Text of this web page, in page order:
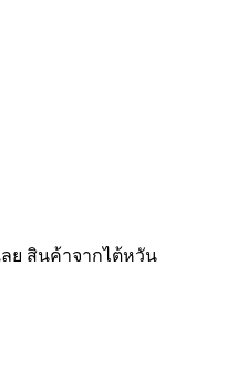
ลย สินค้าจากไต้หวัน